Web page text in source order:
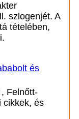
szlogenjét. A
tételében,
és
Felnőtt-
cikkek, és